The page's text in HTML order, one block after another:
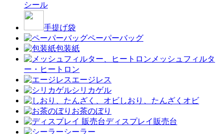
シール
手提げ袋
ペーパーバッグ
包装紙
メッシュフィルタ
ー・ヒートロン
エージレス
シリカゲル
しおり、たんざくオビ
お茶のぼり
ディスプレイ販売台
シーラー